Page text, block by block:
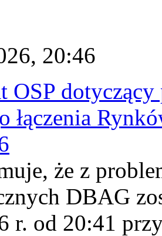
20:46
OSP
łączenia
że z
DBAG
r. od 20:41